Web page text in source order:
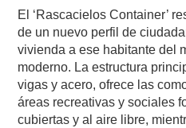
El ‘Rascacielos Container’
de un nuevo perfil de
vivienda a ese habitante del
moderno. La estructura
vigas y acero, ofrece las
áreas recreativas y sociales
cubiertas y al aire libre,